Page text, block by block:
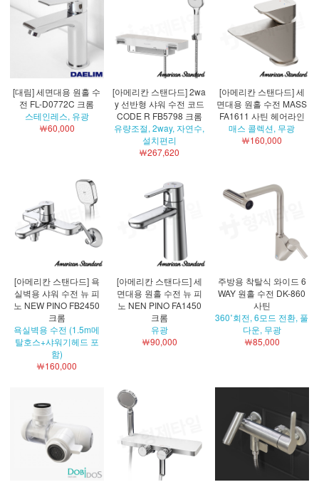
[대림] 세면대용 원홀 수
전 FL-D0772C 크롬
스테인레스, 유광
￦60,000
[아메리칸 스탠다드] 2wa
y 선반형 샤워 수전 코드
CODE R FB5798 크롬
유량조절, 2way, 자연수,
설치편리
￦267,620
[아메리칸 스탠다드] 세
면대용 원홀 수전 MASS
FA1611 사틴 헤어라인
매스 콜렉션, 무광
￦160,000
[아메리칸 스탠다드] 욕
실벽용 샤워 수전 뉴 피
노 NEW PINO FB2450
크롬
욕실벽용 수전 (1.5m메
탈호스+샤워기헤드 포
함)
￦160,000
[아메리칸 스탠다드] 세
면대용 원홀 수전 뉴 피
노 NEN PINO FA1450
크롬
유광
￦90,000
주방용 착탈식 와이드 6
WAY 원홀 수전 DK-860
사틴
360˚회전, 6모드 전환, 풀
다운, 무광
￦85,000